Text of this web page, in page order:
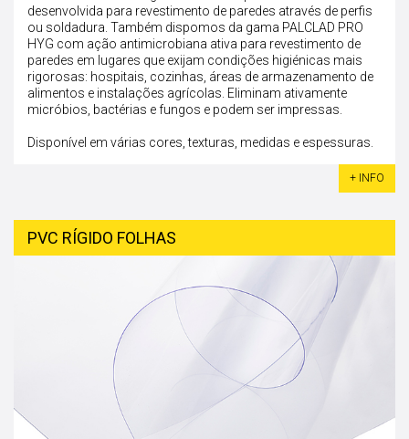
desenvolvida para revestimento de paredes através de perfis
ou soldadura. Também dispomos da gama PALCLAD PRO
HYG com ação antimicrobiana ativa para revestimento de
paredes em lugares que exijam condições higiénicas mais
rigorosas: hospitais, cozinhas, áreas de armazenamento de
alimentos e instalações agrícolas. Eliminam ativamente
micróbios, bactérias e fungos e podem ser impressas.
Disponível em várias cores, texturas, medidas e espessuras.
+ INFO
PVC RÍGIDO FOLHAS